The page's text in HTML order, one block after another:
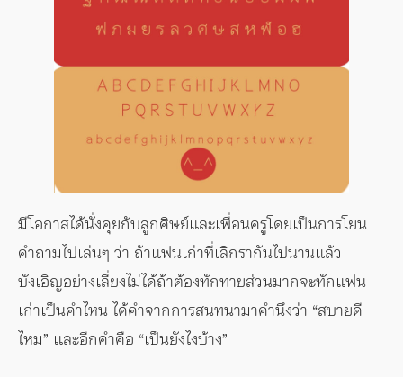
มีโอกาสได้นั่งคุยกับลูกศิษย์และเพื่อนครูโดยเป็นการโยน
คำถามไปเล่นๆ ว่า ถ้าแฟนเก่าที่เลิกรากันไปนานแล้ว
บังเอิญอย่างเลี่ยงไม่ได้ถ้าต้องทักทายส่วนมากจะทักแฟน
เก่าเป็นคำไหน ได้คำจากการสนทนามาคำนึงว่า “สบายดี
ไหม” และอีกคำคือ “เป็นยังไงบ้าง”